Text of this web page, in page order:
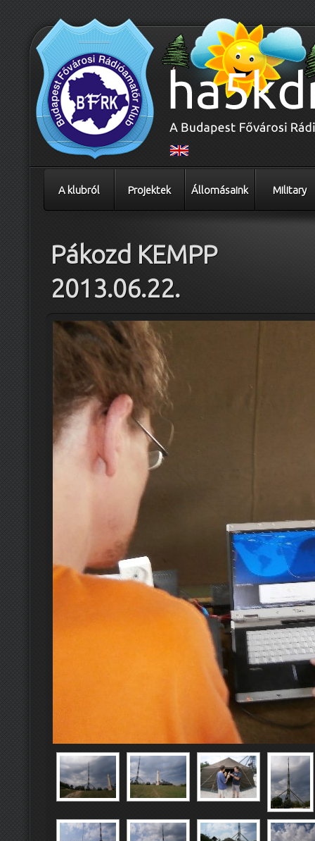
A klubról Projektek Állomásaink Military
Pákozd KEMPP
2013.06.22.